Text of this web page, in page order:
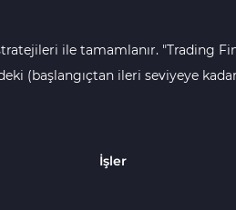
ile tamamlanır. "Trading
(başlangıçtan ileri seviyeye
İşler